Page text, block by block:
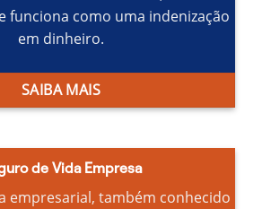
funciona como uma indenização
em dinheiro.
SAIBA MAIS
de Vida Empresa
empresarial, também conhecido